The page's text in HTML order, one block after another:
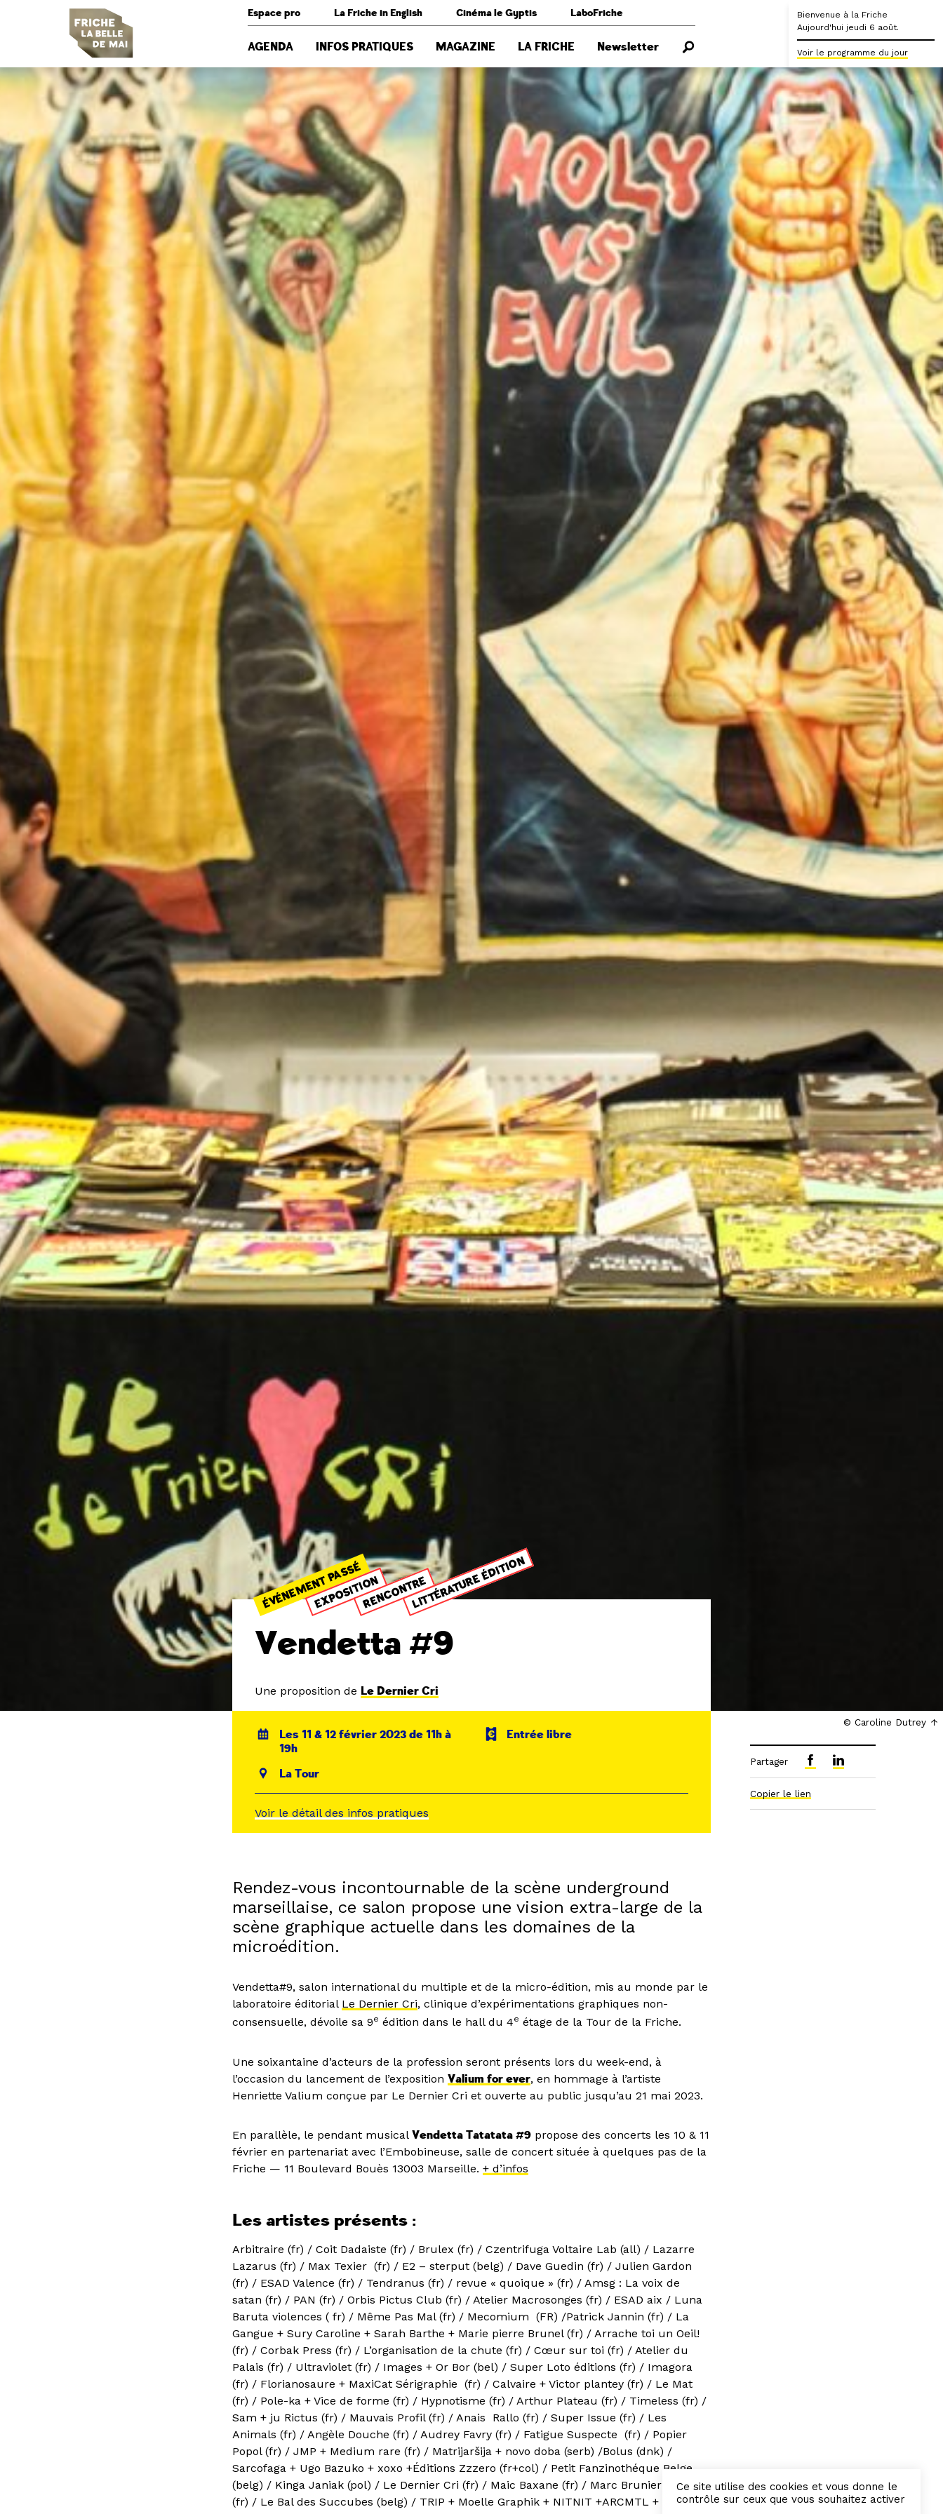
Espace pro La Friche in English Cinéma le Gyptis LaboFriche
AGENDA INFOS PRATIQUES MAGAZINE LA FRICHE Newsletter
Bienvenue à la Friche
Aujourd'hui jeudi 6 août.
Voir le programme du jour
© Caroline Dutrey
ÉVÉNEMENT PASSÉ
EXPOSITIONRENCONTRELITTÉRATURE ÉDITION
Vendetta #9
Une proposition de Le Dernier Cri
Les 11 & 12 février 2023 de 11h à
19h
Entrée libre
La Tour
Voir le détail des infos pratiques
Rendez-vous incontournable de la scène underground
marseillaise, ce salon propose une vision extra-large de la
scène graphique actuelle dans les domaines de la
microédition.
Vendetta#9, salon international du multiple et de la micro-édition, mis au monde par le
laboratoire éditorial Le Dernier Cri, clinique d’expérimentations graphiques non-
consensuelle, dévoile sa 9e édition dans le hall du 4e étage de la Tour de la Friche.
Une soixantaine d’acteurs de la profession seront présents lors du week-end, à
l’occasion du lancement de l’expositionValium for ever, en hommage à l’artiste
Henriette Valium conçue par Le Dernier Cri et ouverte au public jusqu’au 21 mai 2023.
En parallèle, le pendant musicalVendetta Tatatata #9 propose des concerts les 10 & 11
février en partenariat avec l’Embobineuse, salle de concert située à quelques pas de la
Friche — 11 Boulevard Bouès 13003 Marseille.+ d’infos
Les artistes présents :
Arbitraire (fr) / Coit Dadaiste (fr) / Brulex (fr) / Czentrifuga Voltaire Lab (all) / Lazarre
Lazarus (fr) / Max Texier (fr) / E2 – sterput (belg) / Dave Guedin (fr) / Julien Gardon
(fr) / ESAD Valence (fr) / Tendranus (fr) / revue « quoique » (fr) / Amsg : La voix de
satan (fr) / PAN (fr) / Orbis Pictus Club (fr) / Atelier Macrosonges (fr) / ESAD aix / Luna
Baruta violences ( fr) / Même Pas Mal (fr) / Mecomium (FR) /Patrick Jannin (fr) / La
Gangue + Sury Caroline + Sarah Barthe + Marie pierre Brunel (fr) / Arrache toi un Oeil!
(fr) / Corbak Press (fr) / L’organisation de la chute (fr) / Cœur sur toi (fr) / Atelier du
Palais (fr) / Ultraviolet (fr) / Images + Or Bor (bel) / Super Loto éditions (fr) / Imagora
(fr) / Florianosaure + MaxiCat Sérigraphie (fr) / Calvaire + Victor plantey (fr) / Le Mat
(fr) / Pole-ka + Vice de forme (fr) / Hypnotisme (fr) / Arthur Plateau (fr) / Timeless (fr) /
Sam + ju Rictus (fr) / Mauvais Profil (fr) / Anais Rallo (fr) / Super Issue (fr) / Les
Animals (fr) / Angèle Douche (fr) / Audrey Favry (fr) / Fatigue Suspecte (fr) / Popier
Popol (fr) / JMP + Medium rare (fr) / Matrijaršija + novo doba (serb) /Bolus (dnk) /
Sarcofaga + Ugo Bazuko + xoxo +Éditions Zzzero (fr+col) / Petit Fanzinothéque Belge
(belg) / Kinga Janiak (pol) / Le Dernier Cri (fr) / Maic Baxane (fr) / Marc Brunier Mestas
(fr) / Le Bal des Succubes (belg) / TRIP + Moelle Graphik + NITNIT +ARCMTL + Coup
Partager
Copier le lien
Panneau de gestion des cookies
Ce site utilise des cookies et vous donne le
contrôle sur ceux que vous souhaitez activer